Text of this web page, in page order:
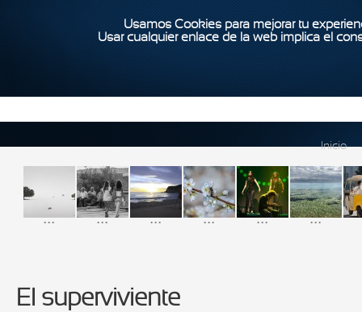
Usamos Cookies para mejorar tu
Usar cualquier enlace de la web implica el
Inicio
... ... ... ... ... ...
El superviviente